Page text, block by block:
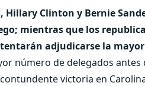
Hillary Clinton y Bernie
mientras que los
adjudicarse la
número de delegados
victoria en